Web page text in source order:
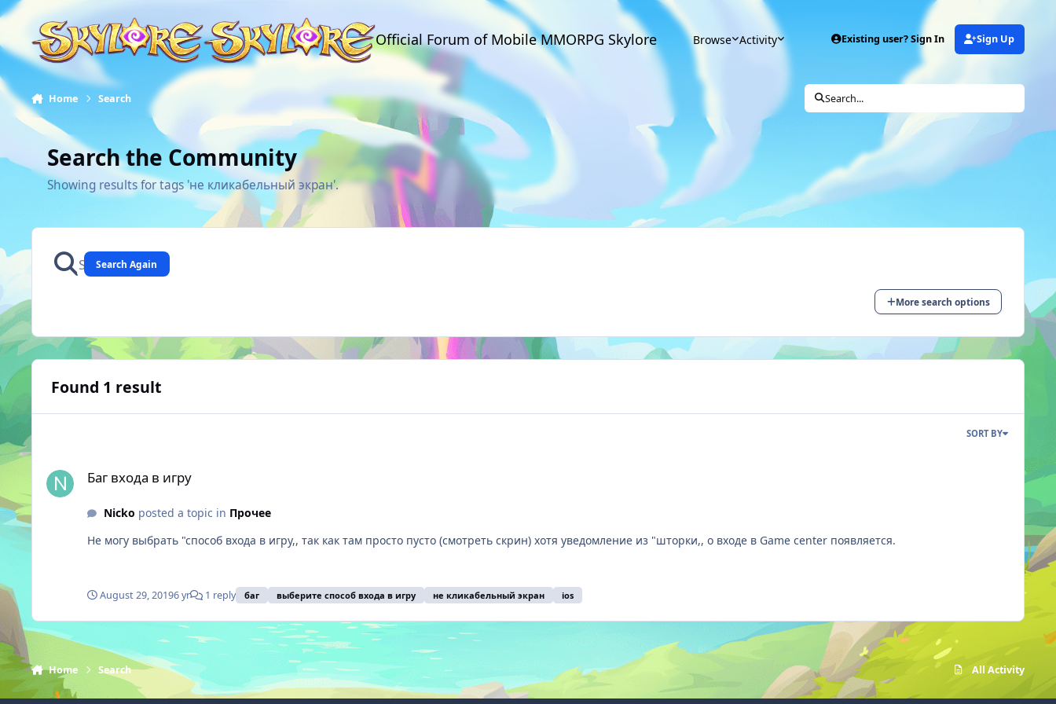
Skip to content
Official Forum of Mobile MMORPG Skylore Browse Activity Existing user? Sign In Sign Up
Home Search Search...
Search the Community
Showing results for tags 'не кликабельный экран'.
Search Again
More search options
Found 1 result
SORT BY
Баг входа в игру
Nicko posted a topic in Прочее
Не могу выбрать "способ входа в игру,, так как там просто пусто (смотреть скрин) хотя уведомление из "шторки,, о входе в Game center появляется.
August 29, 20196 yr 1 reply баг выберите способ входа в игру не кликабельный экран ios
Home Search All Activity